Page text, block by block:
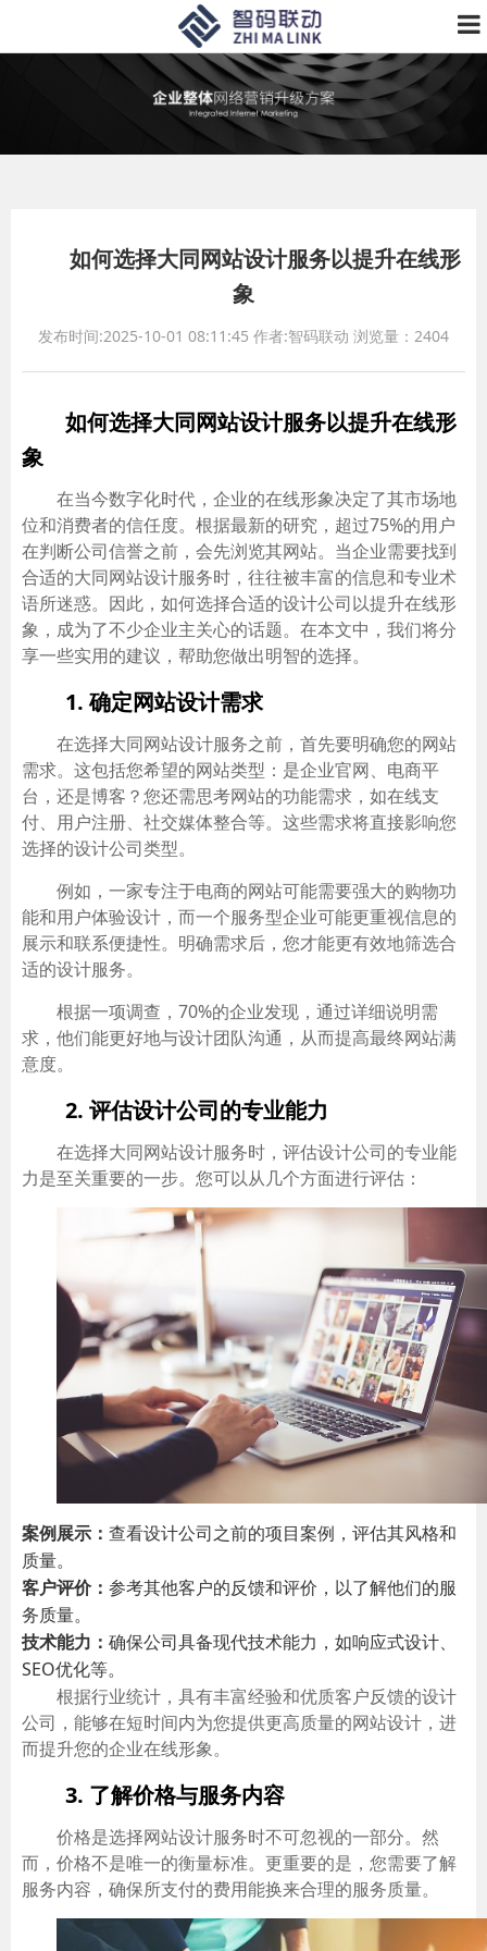
如何选择大同网站设计服务以提升在线形
象
发布时间:2025-10-01 08:11:45 作者:智码联动 浏览量：2404
如何选择大同网站设计服务以提升在线形
象
在当今数字化时代，企业的在线形象决定了其市场地
位和消费者的信任度。根据最新的研究，超过75%的用户
在判断公司信誉之前，会先浏览其网站。当企业需要找到
合适的大同网站设计服务时，往往被丰富的信息和专业术
语所迷惑。因此，如何选择合适的设计公司以提升在线形
象，成为了不少企业主关心的话题。在本文中，我们将分
享一些实用的建议，帮助您做出明智的选择。
1. 确定网站设计需求
在选择大同网站设计服务之前，首先要明确您的网站
需求。这包括您希望的网站类型：是企业官网、电商平
台，还是博客？您还需思考网站的功能需求，如在线支
付、用户注册、社交媒体整合等。这些需求将直接影响您
选择的设计公司类型。
例如，一家专注于电商的网站可能需要强大的购物功
能和用户体验设计，而一个服务型企业可能更重视信息的
展示和联系便捷性。明确需求后，您才能更有效地筛选合
适的设计服务。
根据一项调查，70%的企业发现，通过详细说明需
求，他们能更好地与设计团队沟通，从而提高最终网站满
意度。
2. 评估设计公司的专业能力
在选择大同网站设计服务时，评估设计公司的专业能
力是至关重要的一步。您可以从几个方面进行评估：
案例展示： 查看设计公司之前的项目案例，评估其风格和
质量。
客户评价： 参考其他客户的反馈和评价，以了解他们的服
务质量。
技术能力： 确保公司具备现代技术能力，如响应式设计、
SEO优化等。
根据行业统计，具有丰富经验和优质客户反馈的设计
公司，能够在短时间内为您提供更高质量的网站设计，进
而提升您的企业在线形象。
3. 了解价格与服务内容
价格是选择网站设计服务时不可忽视的一部分。然
而，价格不是唯一的衡量标准。更重要的是，您需要了解
服务内容，确保所支付的费用能换来合理的服务质量。